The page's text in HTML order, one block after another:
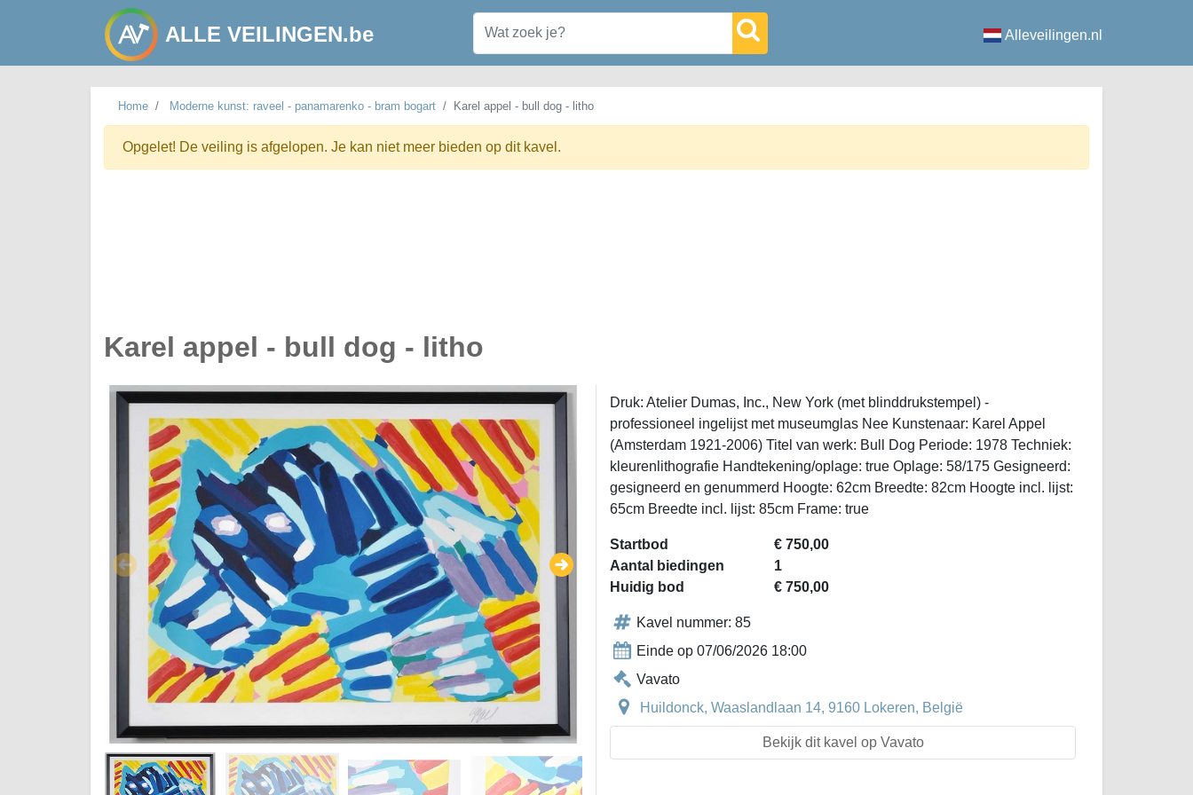
ALLE VEILINGEN.be Alleveilingen.nl
Home Moderne kunst: raveel - panamarenko - bram bogart Karel appel - bull dog - litho
Opgelet! De veiling is afgelopen. Je kan niet meer bieden op dit kavel.
Karel appel - bull dog - litho
Druk: Atelier Dumas, Inc., New York (met blinddrukstempel) -
professioneel ingelijst met museumglas Nee Kunstenaar: Karel Appel
(Amsterdam 1921-2006) Titel van werk: Bull Dog Periode: 1978 Techniek:
kleurenlithografie Handtekening/oplage: true Oplage: 58/175 Gesigneerd:
gesigneerd en genummerd Hoogte: 62cm Breedte: 82cm Hoogte incl. lijst:
65cm Breedte incl. lijst: 85cm Frame: true
Startbod
€ 750,00
Aantal biedingen
1
Huidig bod
€ 750,00
Kavel nummer: 85
Einde op 07/06/2026 18:00
Vavato
Huildonck, Waaslandlaan 14, 9160 Lokeren, België
Bekijk dit kavel op Vavato